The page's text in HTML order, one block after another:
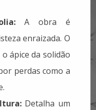
A obra é
enraizada. O
ápice da solidão
perdas como a
Detalha um